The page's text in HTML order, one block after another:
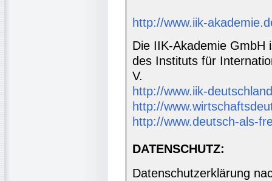
http://www.iik-
Die IIK-Akademie GmbH
des Instituts für
V.
http://www.iik-
http://
http://www.deutsch-als-
DATENSCHUTZ:
Datenschutzerklärung